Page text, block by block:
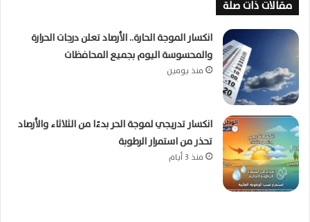
مقالات ذات صلة
انكسار الموجة الحارة.. الأرصاد تعلن درجات الحرارة
والمحسوسة اليوم بجميع المحافظات
منذ يومين
انكسار تدريجي لموجة الحر بدءًا من الثلاثاء والأرصاد
تحذر من استمرار الرطوبة
منذ 3 أيام